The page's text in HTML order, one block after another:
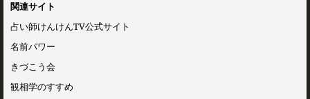
関連サイト
占い師けんけんTV公式サイト
名前パワー
きづこう会
観相学のすすめ